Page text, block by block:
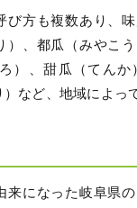
び方も複数あり、味
）、都瓜（みやこ
）、甜瓜（てんか
など、地域によっ
来になった岐阜県